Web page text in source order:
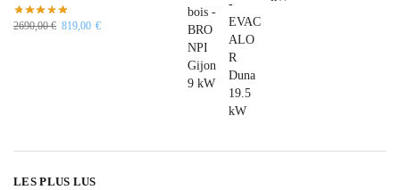
2690,00€ 819,00 €
LES PLUS LUS